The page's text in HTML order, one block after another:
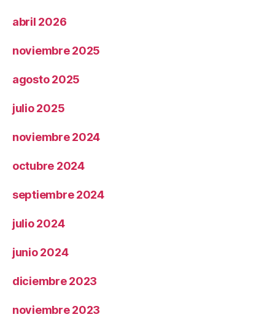
abril 2026
noviembre 2025
agosto 2025
julio 2025
noviembre 2024
octubre 2024
septiembre 2024
julio 2024
junio 2024
diciembre 2023
noviembre 2023